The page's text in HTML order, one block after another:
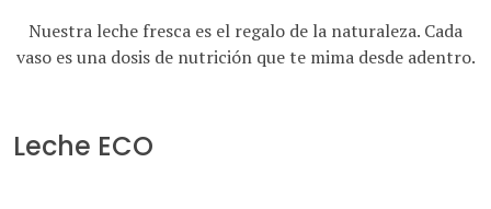
Nuestra leche fresca es el regalo de la naturaleza. Cada
vaso es una dosis de nutrición que te mima desde adentro.
Leche ECO